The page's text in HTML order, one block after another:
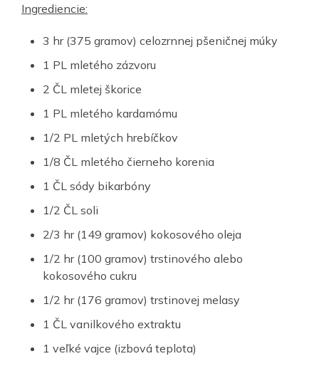
Ingrediencie:
3 hr (375 gramov) celozrnnej pšeničnej múky
1 PL mletého zázvoru
2 ČL mletej škorice
1 PL mletého kardamómu
1/2 PL mletých hrebíčkov
1/8 ČL mletého čierneho korenia
1 ČL sódy bikarbóny
1/2 ČL soli
2/3 hr (149 gramov) kokosového oleja
1/2 hr (100 gramov) trstinového alebo
kokosového cukru
1/2 hr (176 gramov) trstinovej melasy
1 ČL vanilkového extraktu
1 veľké vajce (izbová teplota)